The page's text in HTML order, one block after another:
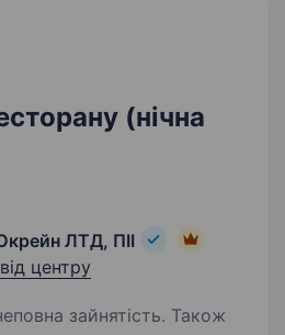
(нічна
ЛТД, ПІІ
центру
зайнятість. Також